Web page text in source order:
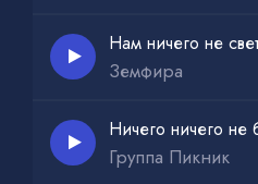
Земфира
Ничего ничего не
Группа Пикник